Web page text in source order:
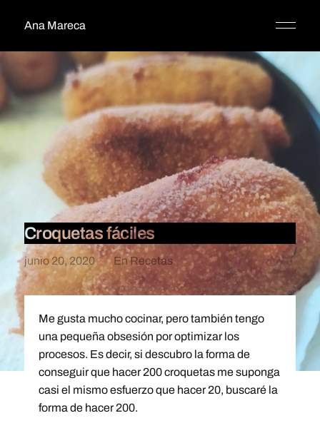
Ana Mareca
Croquetas fáciles
junio 20, 2020 EnRecetas
Me gusta mucho cocinar, pero también tengo
una pequeña obsesión por optimizar los
procesos. Es decir, si descubro la forma de
conseguir que hacer 200 croquetas me suponga
casi el mismo esfuerzo que hacer 20, buscaré la
forma de hacer 200.